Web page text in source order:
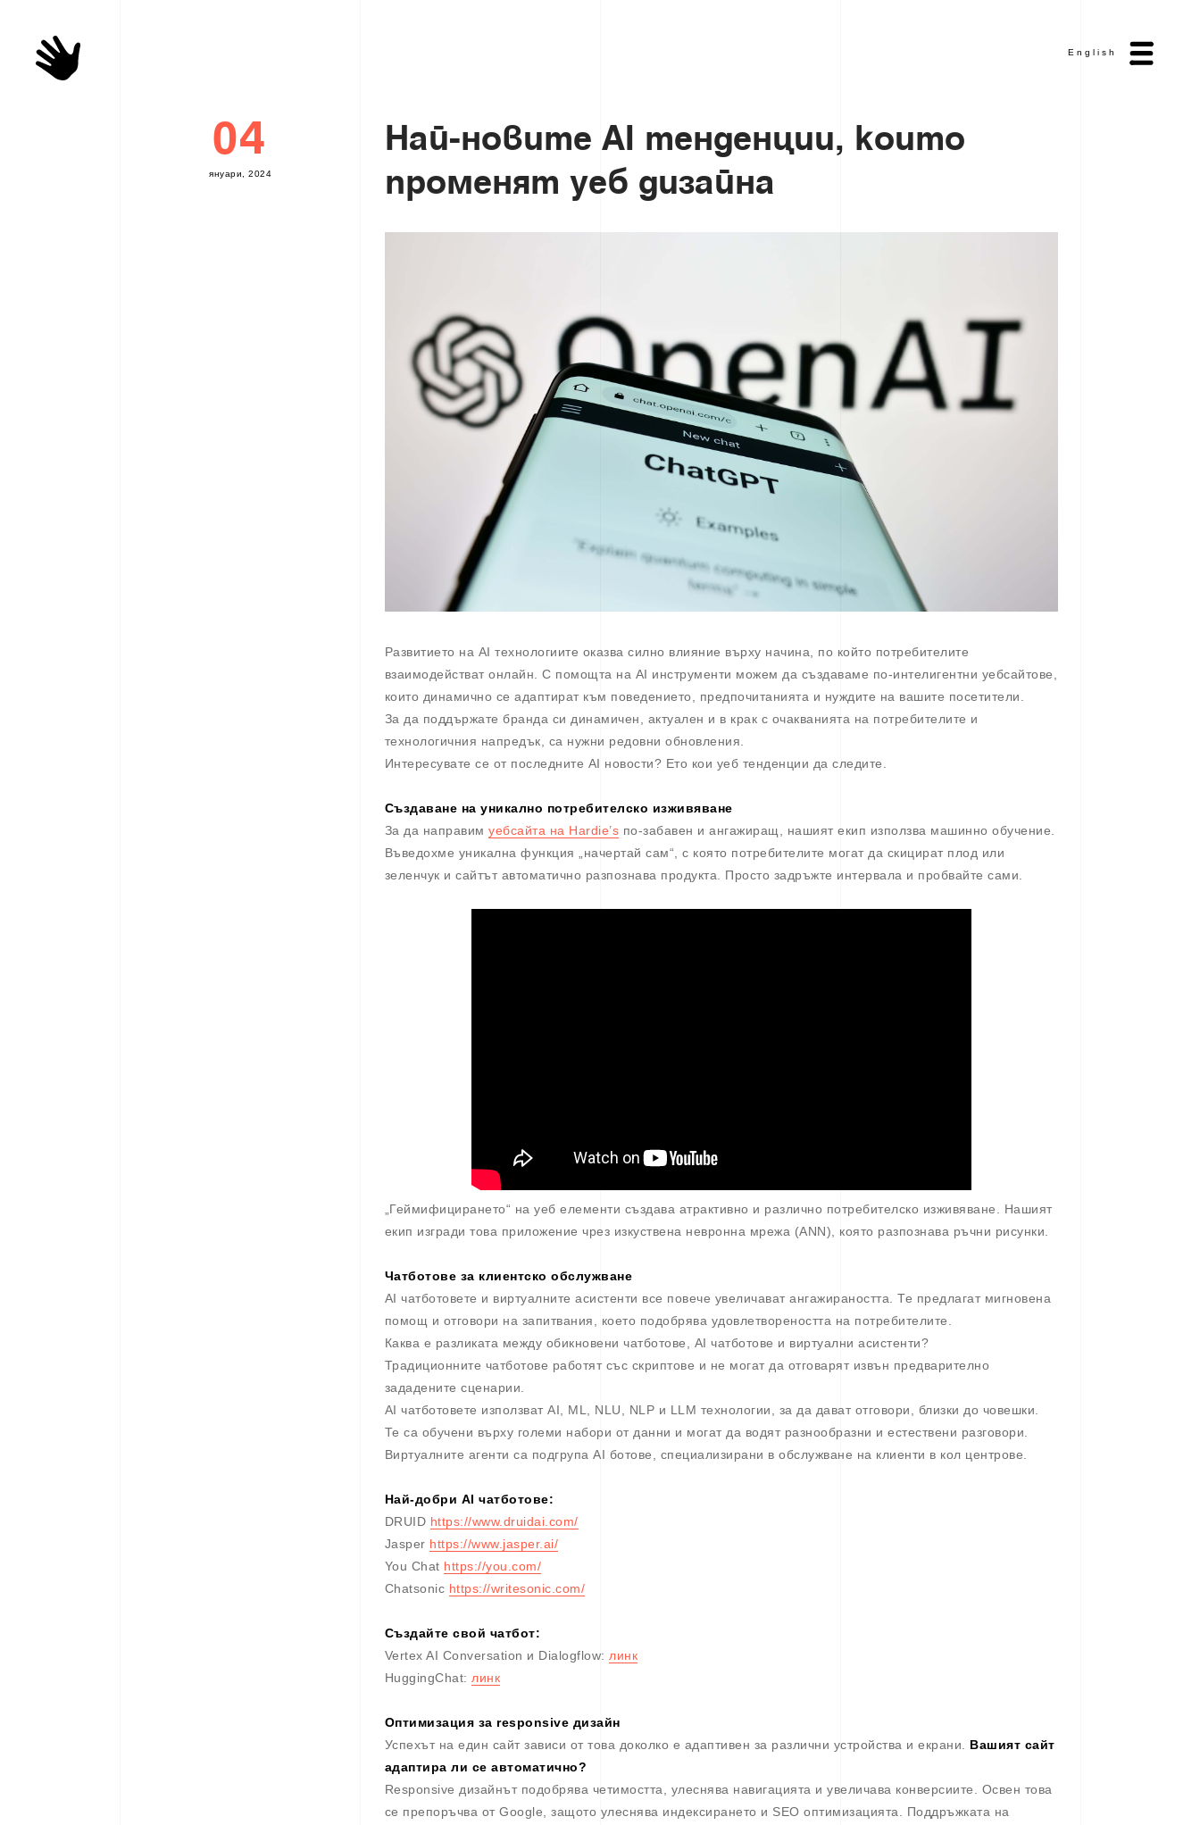
English
04
януари, 2024
Най-новите AI тенденции, които
променят уеб дизайна
Развитието на AI технологиите оказва силно влияние върху начина, по който потребителите
взаимодействат онлайн. С помощта на AI инструменти можем да създаваме по-интелигентни уебсайтове,
които динамично се адаптират към поведението, предпочитанията и нуждите на вашите посетители.
За да поддържате бранда си динамичен, актуален и в крак с очакванията на потребителите и
технологичния напредък, са нужни редовни обновления.
Интересувате се от последните AI новости? Ето кои уеб тенденции да следите.
Създаване на уникално потребителско изживяване
За да направимуебсайта на Hardie’s по-забавен и ангажиращ, нашият екип използва машинно обучение.
Въведохме уникална функция „начертай сам“, с която потребителите могат да скицират плод или
зеленчук и сайтът автоматично разпознава продукта. Просто задръжте интервала и пробвайте сами.
„Геймифицирането“ на уеб елементи създава атрактивно и различно потребителско изживяване. Нашият
екип изгради това приложение чрез изкуствена невронна мрежа (ANN), която разпознава ръчни рисунки.
Чатботове за клиентско обслужване
AI чатботовете и виртуалните асистенти все повече увеличават ангажираността. Те предлагат мигновена
помощ и отговори на запитвания, което подобрява удовлетвореността на потребителите.
Каква е разликата между обикновени чатботове, AI чатботове и виртуални асистенти?
Традиционните чатботове работят със скриптове и не могат да отговарят извън предварително
зададените сценарии.
AI чатботовете използват AI, ML, NLU, NLP и LLM технологии, за да дават отговори, близки до човешки.
Те са обучени върху големи набори от данни и могат да водят разнообразни и естествени разговори.
Виртуалните агенти са подгрупа AI ботове, специализирани в обслужване на клиенти в кол центрове.
Най-добри AI чатботове:
DRUID https://www.druidai.com/
Jasper https://www.jasper.ai/
You Chat https://you.com/
Chatsonic https://writesonic.com/
Създайте свой чатбот:
Vertex AI Conversation и Dialogflow: линк
HuggingChat: линк
Оптимизация за responsive дизайн
Успехът на един сайт зависи от това доколко е адаптивен за различни устройства и екрани. Вашият сайт
адаптира ли се автоматично?
Responsive дизайнът подобрява четимостта, улеснява навигацията и увеличава конверсиите. Освен това
се препоръчва от Google, защото улеснява индексирането и SEO оптимизацията. Поддръжката на